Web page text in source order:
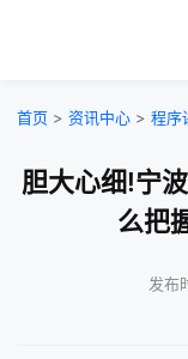
首页 > 资讯中心 > 程序
胆大心细!宁
么把
发布